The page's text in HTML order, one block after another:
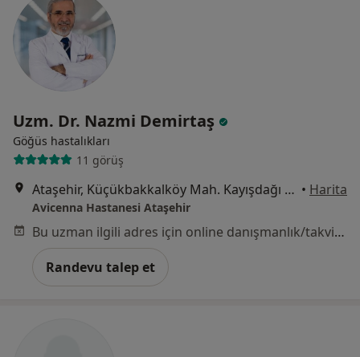
Uzm. Dr. Nazmi Demirtaş
Göğüs hastalıkları
11 görüş
Ataşehir, Küçükbakkalköy Mah. Kayışdağı Cad. No:47 İstanbul, Ataşehir • Harita
Avicenna Hastanesi Ataşehir
Bu uzman ilgili adres için online danışmanlık/takvim sunmuyor.
Randevu talep et